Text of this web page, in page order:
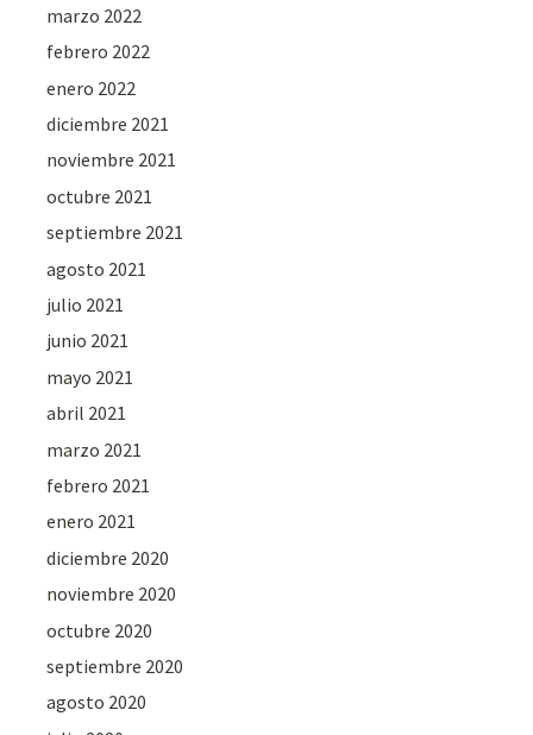
marzo 2022
febrero 2022
enero 2022
diciembre 2021
noviembre 2021
octubre 2021
septiembre 2021
agosto 2021
julio 2021
junio 2021
mayo 2021
abril 2021
marzo 2021
febrero 2021
enero 2021
diciembre 2020
noviembre 2020
octubre 2020
septiembre 2020
agosto 2020